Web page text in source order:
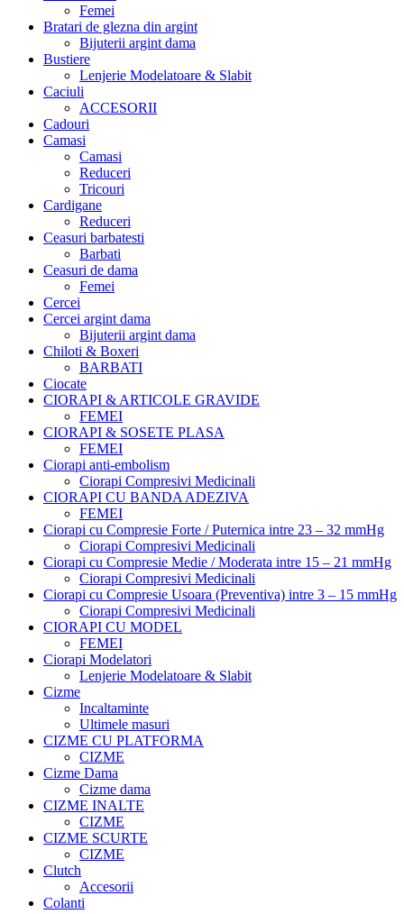
Femei
Bratari de glezna din argint
Bijuterii argint dama
Bustiere
Lenjerie Modelatoare & Slabit
Caciuli
ACCESORII
Cadouri
Camasi
Camasi
Reduceri
Tricouri
Cardigane
Reduceri
Ceasuri barbatesti
Barbati
Ceasuri de dama
Femei
Cercei
Cercei argint dama
Bijuterii argint dama
Chiloti & Boxeri
BARBATI
Ciocate
CIORAPI & ARTICOLE GRAVIDE
FEMEI
CIORAPI & SOSETE PLASA
FEMEI
Ciorapi anti-embolism
Ciorapi Compresivi Medicinali
CIORAPI CU BANDA ADEZIVA
FEMEI
Ciorapi cu Compresie Forte / Puternica intre 23 – 32 mmHg
Ciorapi Compresivi Medicinali
Ciorapi cu Compresie Medie / Moderata intre 15 – 21 mmHg
Ciorapi Compresivi Medicinali
Ciorapi cu Compresie Usoara (Preventiva) intre 3 – 15 mmHg
Ciorapi Compresivi Medicinali
CIORAPI CU MODEL
FEMEI
Ciorapi Modelatori
Lenjerie Modelatoare & Slabit
Cizme
Incaltaminte
Ultimele masuri
CIZME CU PLATFORMA
CIZME
Cizme Dama
Cizme dama
CIZME INALTE
CIZME
CIZME SCURTE
CIZME
Clutch
Accesorii
Colanti